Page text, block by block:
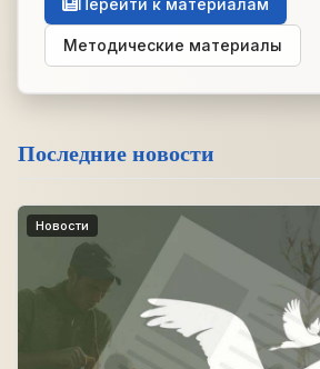
Перейти к материалам
Методические материалы
Последние новости
Новости